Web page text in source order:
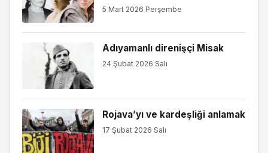
5 Mart 2026 Perşembe
Adıyamanlı direnişçi Misak
24 Şubat 2026 Salı
Rojava’yı ve kardeşliği anlamak
17 Şubat 2026 Salı